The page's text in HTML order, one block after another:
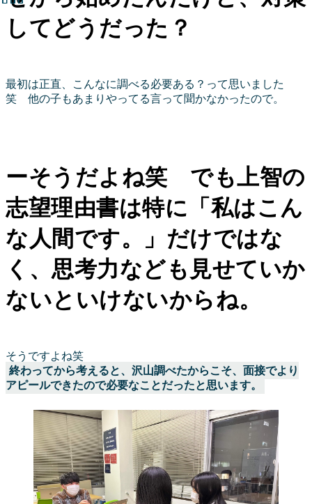
してどうだった？
最初は正直、こんなに調べる必要ある？って思いました
笑 他の子もあまりやってる言って聞かなかったので。
ーそうだよね笑 でも上智の
志望理由書は特に「私はこん
な人間です。」だけではな
く、思考力なども見せていか
ないといけないからね。
そうですよね笑
終わってから考えると、沢山調べたからこそ、面接でより
アピールできたので必要なことだったと思います。